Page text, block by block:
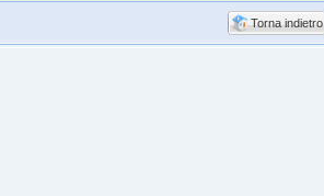
Torna indietro